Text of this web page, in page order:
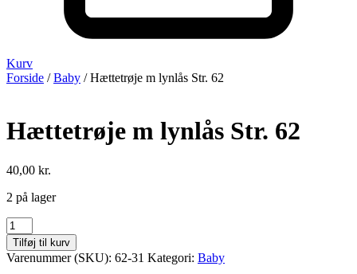
Kurv
Forside /Baby / Hættetrøje m lynlås Str. 62
Hættetrøje m lynlås Str. 62
40,00 kr.
2 på lager
Hættetrøje
m
lynlås
Str.
Tilføj til kurv
Varenummer (SKU): 62-31 Kategori: Baby